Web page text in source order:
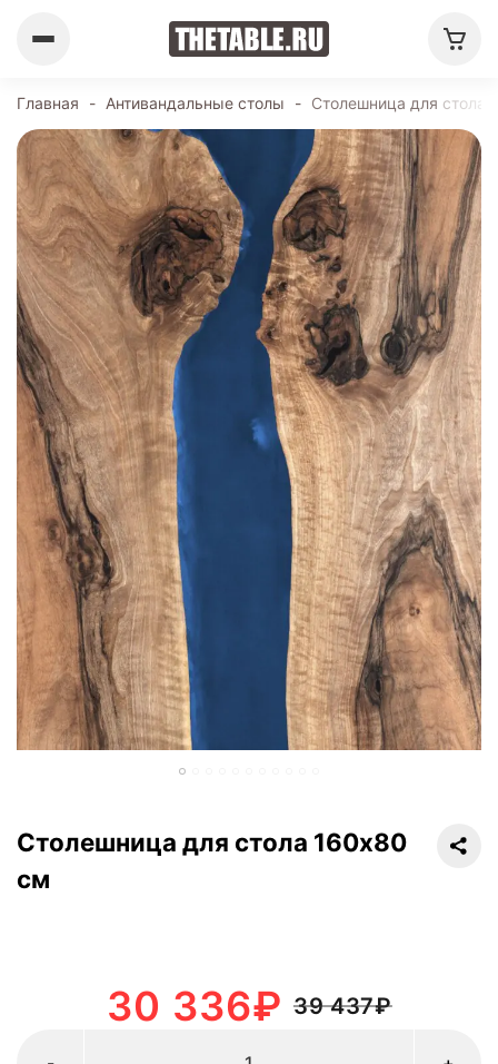
Главная - Антивандальные столы - Столешница для стола
Столешница для стола 160х80
см
39 437₽
30 336₽